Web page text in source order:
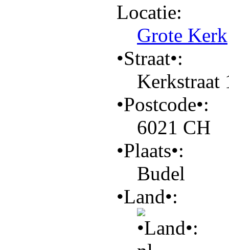
Locatie:
Grote Kerk
•Straat•:
Kerkstraat
•Postcode•:
6021 CH
•Plaats•:
Budel
•Land•: